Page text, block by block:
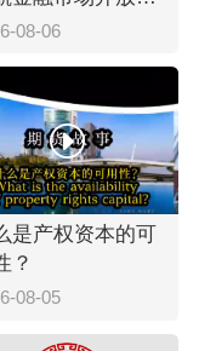
海金融法院发
”司法意见
08-06
是产权资本的可
？
08-05